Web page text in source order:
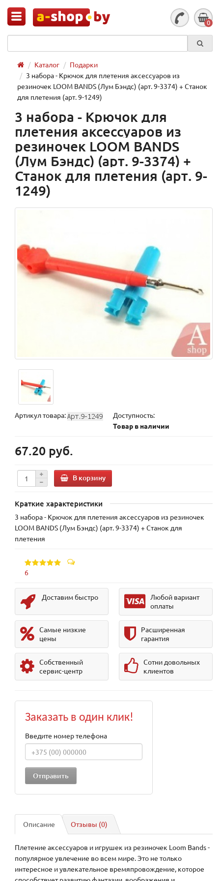
0
Каталог
Подарки
3 набора - Крючок для плетения аксессуаров из
резиночек LOOM BANDS (Лум Бэндс) (арт. 9-3374) + Станок
для плетения (арт. 9-1249)
3 набора - Крючок для
плетения аксессуаров из
резиночек LOOM BANDS
(Лум Бэндс) (арт. 9-3374) +
Станок для плетения (арт. 9-
1249)
Артикул товара:
Доступность:
Товар в наличии
67.20 руб.
В корзину
Краткие характеристики
3 набора - Крючок для плетения аксессуаров из резиночек
LOOM BANDS (Лум Бэндс) (арт. 9-3374) + Станок для
плетения
6
Доставим быстро
Любой вариант
оплаты
Самые низкие
цены
Расширенная
гарантия
Собственный
сервис-центр
Сотни довольных
клиентов
Заказать в один клик!
Введите номер телефона
Описание Отзывы (0)
Плетение аксессуаров и игрушек из резиночек Loom Bands -
популярное увлечение во всем мире. Это не только
интересное и увлекательное времяпровождение, которое